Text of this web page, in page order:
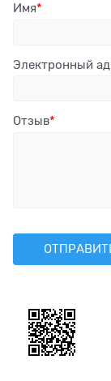
Имя
Электронный
Отзыв